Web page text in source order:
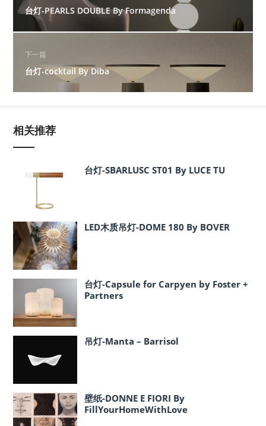
台灯-PEARLS DOUBLE By Formagenda
下一篇
台灯-cocktail By Diba
相关推荐
台灯-SBARLUSC ST01 By LUCE TU
LED木质吊灯-DOME 180 By BOVER
台灯-Capsule for Carpyen by Foster +
Partners
吊灯-Manta – Barrisol
壁纸-DONNE E FIORI By
FillYourHomeWithLove